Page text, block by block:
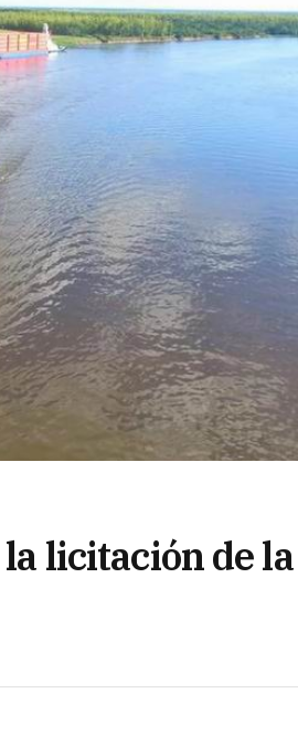
licitación de la